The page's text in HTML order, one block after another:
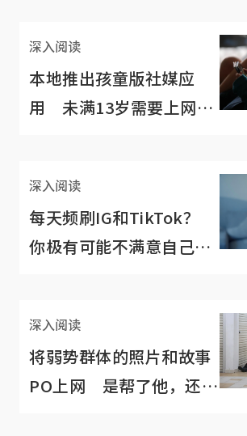
深入阅读
本地推出孩童版社媒应
用 未满13岁需要上网社
深入阅读
每天频刷IG和TikTok？
你极有可能不满意自己的
深入阅读
将弱势群体的照片和故事
PO上网 是帮了他，还是